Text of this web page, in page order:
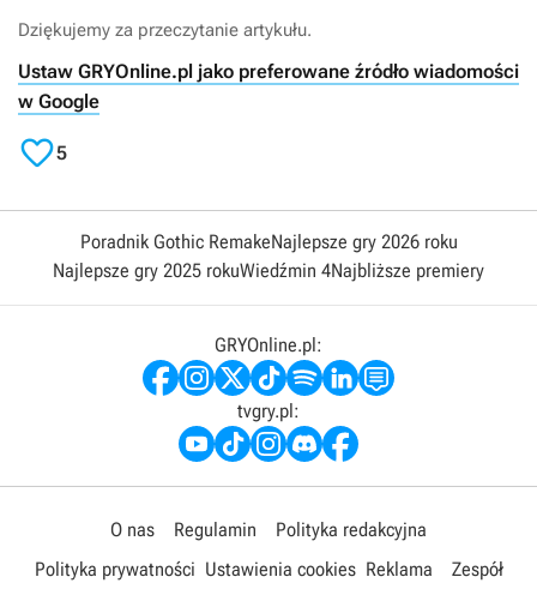
Dziękujemy za przeczytanie artykułu.
Ustaw GRYOnline.pl jako preferowane źródło wiadomości
w Google
5
Poradnik Gothic RemakeNajlepsze gry 2026 roku
Najlepsze gry 2025 rokuWiedźmin 4Najbliższe premiery
GRYOnline.pl:
tvgry.pl:
O nas Regulamin
Polityka redakcyjna
Polityka prywatności Ustawienia cookies Reklama
Zespół